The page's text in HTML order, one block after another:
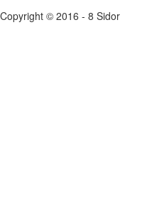
Copyright © 2016 - 8 Sidor